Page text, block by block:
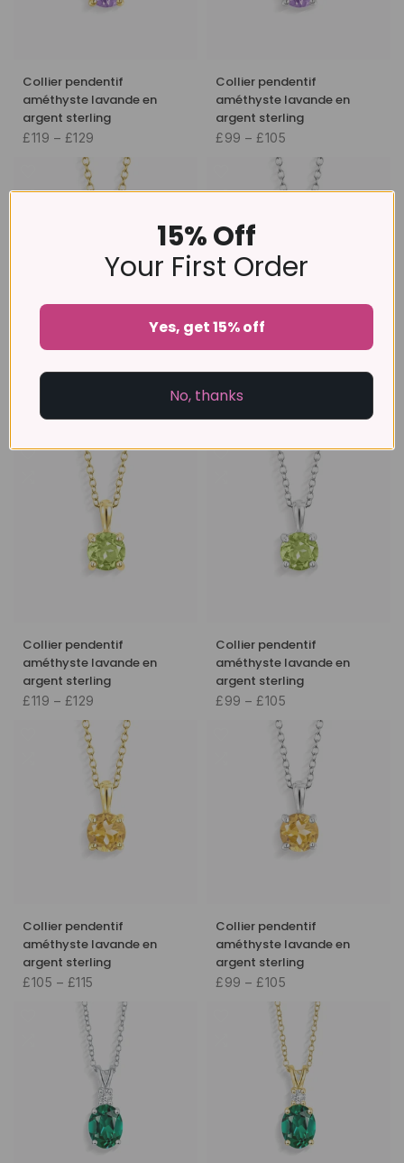
Collier pendentif
améthyste lavande en
argent sterling
£119 – £129
Collier pendentif
améthyste lavande en
argent sterling
£99 – £105
bleue en or vermeil 18
£119 – £129
carats
£99 – £105
Collier pendentif
améthyste lavande en
argent sterling
£119 – £129
Collier pendentif
améthyste lavande en
argent sterling
£99 – £105
Collier pendentif
améthyste lavande en
argent sterling
£105 – £115
Collier pendentif
améthyste lavande en
argent sterling
£99 – £105
15% Off
Your First Order
Yes, get 15% off
No, thanks